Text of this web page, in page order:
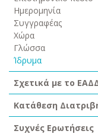
Ημερομηνία
Συγγραφέας
Χώρα
Γλώσσα
Ίδρυμα
Σχετικά με το
Κατάθεση
Συχνές Ερωτήσεις